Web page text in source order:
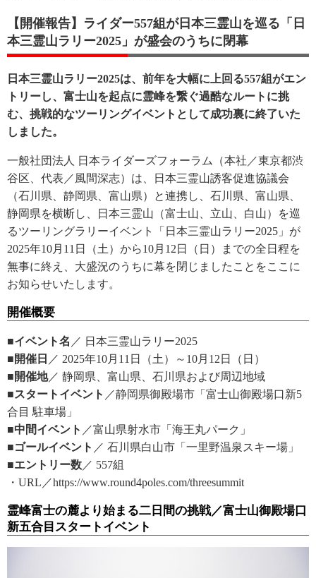
【開催報告】ライダー557組が日本三霊山を巡る「日
本三霊山ラリー2025」が盛会のうちに閉幕
日本三霊山ラリー2025は、前年を大幅に上回る557組がエン
トリーし、富士山を起点に霊峰を繋ぐ過酷なルートに挑
む、挑戦的なツーリングイベントとして成功裏に終了いた
しました。
一般社団法人 日本ライダーズフォーラム（本社／東京都渋
谷区、代表／風間深志）は、日本三霊山誘客促進協議会
（石川県、静岡県、富山県）と連携し、石川県、富山県、
静岡県を横断し、日本三霊山（富士山、立山、白山）を巡
るツーリングラリーイベント「日本三霊山ラリー2025」が
2025年10月11日（土）から10月12日（日）までの全日程を
無事に終え、大盛況のうちに幕を閉じましたことをここに
お知らせいたします。
開催概要
■イベント名 ／ 日本三霊山ラリー2025
■開催日 ／ 2025年10月11日（土）～10月12日（日）
■開催地／ 静岡県、富山県、石川県および周辺地域
■スタートイベント ／静岡県御殿場市「富士山御殿場口新5
合目 駐車場」
■中間イベント ／富山県射水市「海王丸パーク」
■ゴールイベント ／ 石川県白山市「一里野温泉スキー場」
■エントリー数 ／ 557組
・URL／https://www.round4poles.com/threesummit
霊峰富士の麓より始まる二日間の挑戦／富士山御殿場口
新五合目スタートイベント